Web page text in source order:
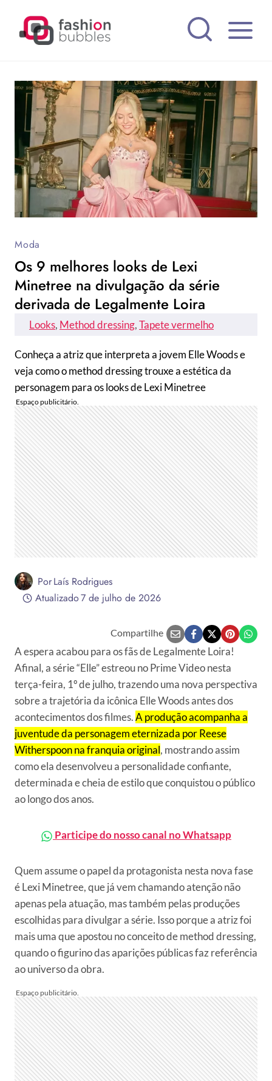
Moda
Os 9 melhores looks de Lexi
Minetree na divulgação da série
derivada de Legalmente Loira
Looks, Method dressing, Tapete vermelho
Conheça a atriz que interpreta a jovem Elle Woods e
veja como o method dressing trouxe a estética da
personagem para os looks de Lexi Minetree
PorLaís Rodrigues
Atualizado7 de julho de 2026
Compartilhe
A espera acabou para os fãs de Legalmente Loira!
Afinal, a série “Elle” estreou no Prime Video nesta
terça-feira, 1º de julho, trazendo uma nova perspectiva
sobre a trajetória da icônica Elle Woods antes dos
acontecimentos dos filmes.A produção acompanha a
juventude da personagem eternizada por Reese
Witherspoon na franquia original, mostrando assim
como ela desenvolveu a personalidade confiante,
determinada e cheia de estilo que conquistou o público
ao longo dos anos.
Participe do nosso canal no Whatsapp
Quem assume o papel da protagonista nesta nova fase
é Lexi Minetree, que já vem chamando atenção não
apenas pela atuação, mas também pelas produções
escolhidas para divulgar a série. Isso porque a atriz foi
mais uma que apostou no conceito de method dressing,
quando o figurino das aparições públicas faz referência
ao universo da obra.